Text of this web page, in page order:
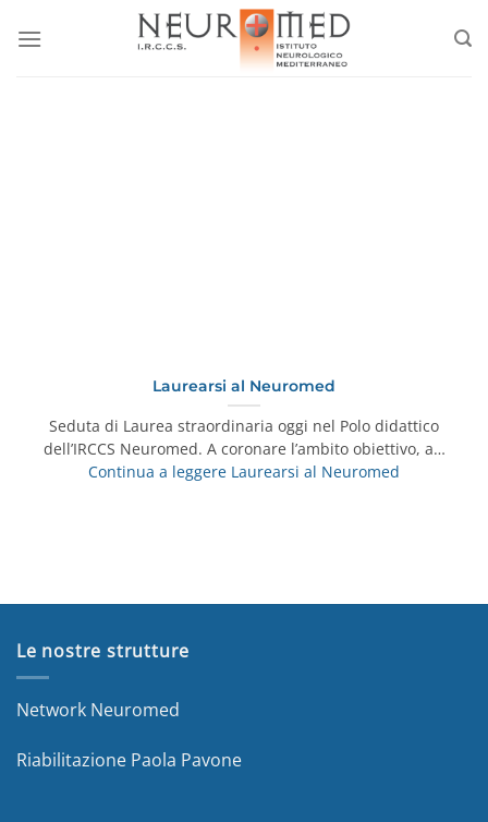
Laurearsi al Neuromed
Seduta di Laurea straordinaria oggi nel Polo didattico
dell’IRCCS Neuromed. A coronare l’ambito obiettivo, a…
Continua a leggere Laurearsi al Neuromed
Le nostre strutture
Network Neuromed
Riabilitazione Paola Pavone